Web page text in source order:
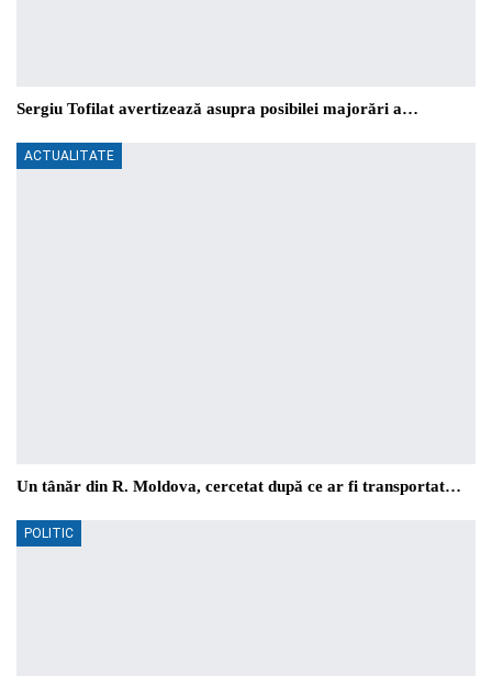
Sergiu Tofilat avertizează asupra posibilei majorări a…
ACTUALITATE
Un tânăr din R. Moldova, cercetat după ce ar fi transportat…
POLITIC